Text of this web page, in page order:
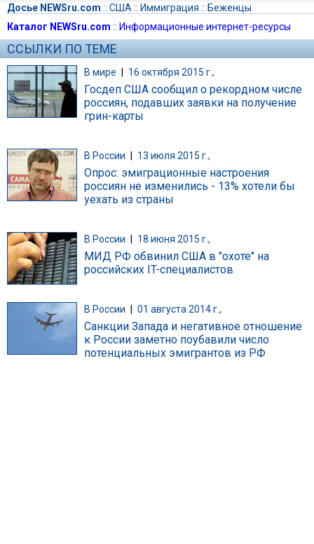
Досье NEWSru.com :: США :: Иммиграция :: Беженцы
Каталог NEWSru.com :: Информационные интернет-ресурсы
ССЫЛКИ ПО ТЕМЕ
В мире | 16 октября 2015 г.,
Госдеп США сообщил о рекордном числе
россиян, подавших заявки на получение
грин-карты
В России 13 июля 2015 г.,
Опрос: эмиграционные настроения
россиян не изменились - 13% хотели бы
уехать из страны
В России 18 июня 2015 г.,
МИД РФ обвинил США в "охоте" на
российских IT-специалистов
В России 01 августа 2014 г.,
Санкции Запада и негативное отношение
к России заметно поубавили число
потенциальных эмигрантов из РФ